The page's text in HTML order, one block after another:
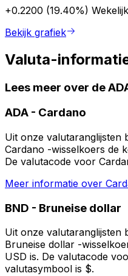
+0.2200 (19.40%)
Bekijk grafiek
Valuta-
Lees meer over de
ADA - Cardano
Uit onze valutaranglijsten
Cardano -wisselkoers de
De valutacode voor
Meer informatie over
BND - Bruneise dollar
Uit onze valutaranglijsten
Bruneise dollar -
USD is. De valutacode
valutasymbool is $.